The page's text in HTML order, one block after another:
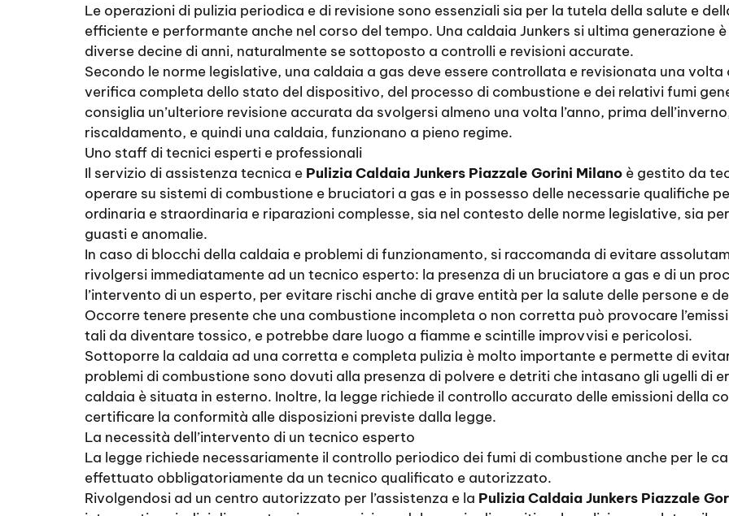
Le operazioni di pulizia periodica e di revisione sono essenziali sia per la tutela della salute e
efficiente e performante anche nel corso del tempo. Una caldaia Junkers si ultima generazione
diverse decine di anni, naturalmente se sottoposto a controlli e revisioni accurate.
Secondo le norme legislative, una caldaia a gas deve essere controllata e revisionata una
verifica completa dello stato del dispositivo, del processo di combustione e dei relativi fumi
consiglia un’ulteriore revisione accurata da svolgersi almeno una volta l’anno, prima
riscaldamento, e quindi una caldaia, funzionano a pieno regime.
Uno staff di tecnici esperti e professionali
Il servizio di assistenza tecnica e Pulizia Caldaia Junkers Piazzale Gorini Milano è gestito da
operare su sistemi di combustione e bruciatori a gas e in possesso delle necessarie qualifiche
ordinaria e straordinaria e riparazioni complesse, sia nel contesto delle norme legislative, sia
guasti e anomalie.
In caso di blocchi della caldaia e problemi di funzionamento, si raccomanda di evitare
rivolgersi immediatamente ad un tecnico esperto: la presenza di un bruciatore a gas e di un
l’intervento di un esperto, per evitare rischi anche di grave entità per la salute delle persone e
Occorre tenere presente che una combustione incompleta o non corretta può provocare
tali da diventare tossico, e potrebbe dare luogo a fiamme e scintille improvvisi e pericolosi.
Sottoporre la caldaia ad una corretta e completa pulizia è molto importante e permette di
problemi di combustione sono dovuti alla presenza di polvere e detriti che intasano gli ugelli di
caldaia è situata in esterno. Inoltre, la legge richiede il controllo accurato delle emissioni della
certificare la conformità alle disposizioni previste dalla legge.
La necessità dell’intervento di un tecnico esperto
La legge richiede necessariamente il controllo periodico dei fumi di combustione anche per le
effettuato obbligatoriamente da un tecnico qualificato e autorizzato.
Rivolgendosi ad un centro autorizzato per l’assistenza e la Pulizia Caldaia Junkers Piazzale